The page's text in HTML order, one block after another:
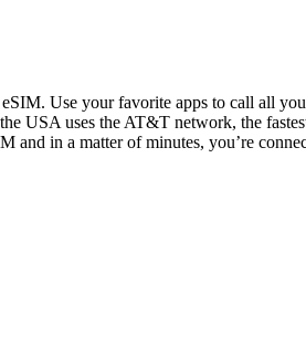
Use your favorite apps to call all
USA uses the AT&T network, the
in a matter of minutes, you’re